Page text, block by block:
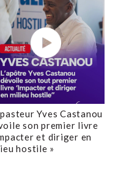
Yves Castanou
son premier livre
et diriger en
hostile »